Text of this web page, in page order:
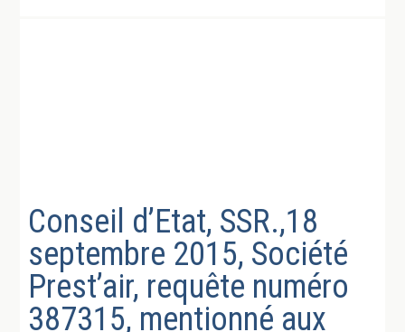
Conseil d’Etat, SSR.,18
septembre 2015, Société
Prest’air, requête numéro
387315, mentionné aux